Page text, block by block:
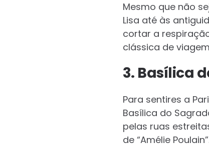
Mesmo que não
Lisa até às
cortar a
clássica de
3. Basílica
Para sentires a
Basílica do
pelas ruas
de “Amélie